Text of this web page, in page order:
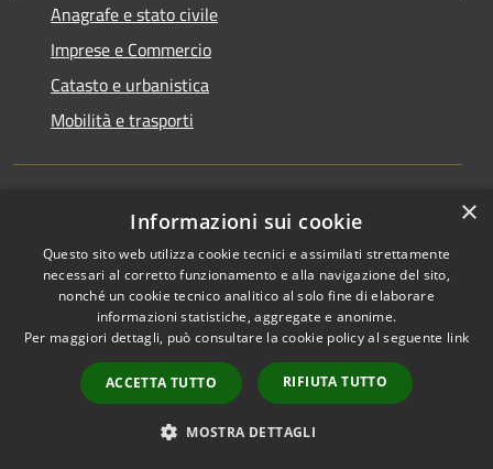
Anagrafe e stato civile
Imprese e Commercio
Catasto e urbanistica
Mobilità e trasporti
Tributi,finanze e contravvenzioni
Salute, benessere e assistenza
Autorizzazioni
×
Informazioni sui cookie
Questo sito web utilizza cookie tecnici e assimilati strettamente
necessari al corretto funzionamento e alla navigazione del sito,
nonché un cookie tecnico analitico al solo fine di elaborare
informazioni statistiche, aggregate e anonime.
Per maggiori dettagli, può consultare la cookie policy al seguente link
ACCETTA TUTTO RIFIUTA TUTTO
MOSTRA DETTAGLI